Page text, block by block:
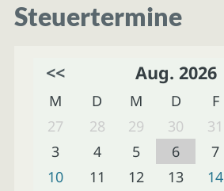
Steuertermine
<< Aug. 2026
M D M D F
27
28 29 30 31
3
4 5 6 7
10
11 12 13 14